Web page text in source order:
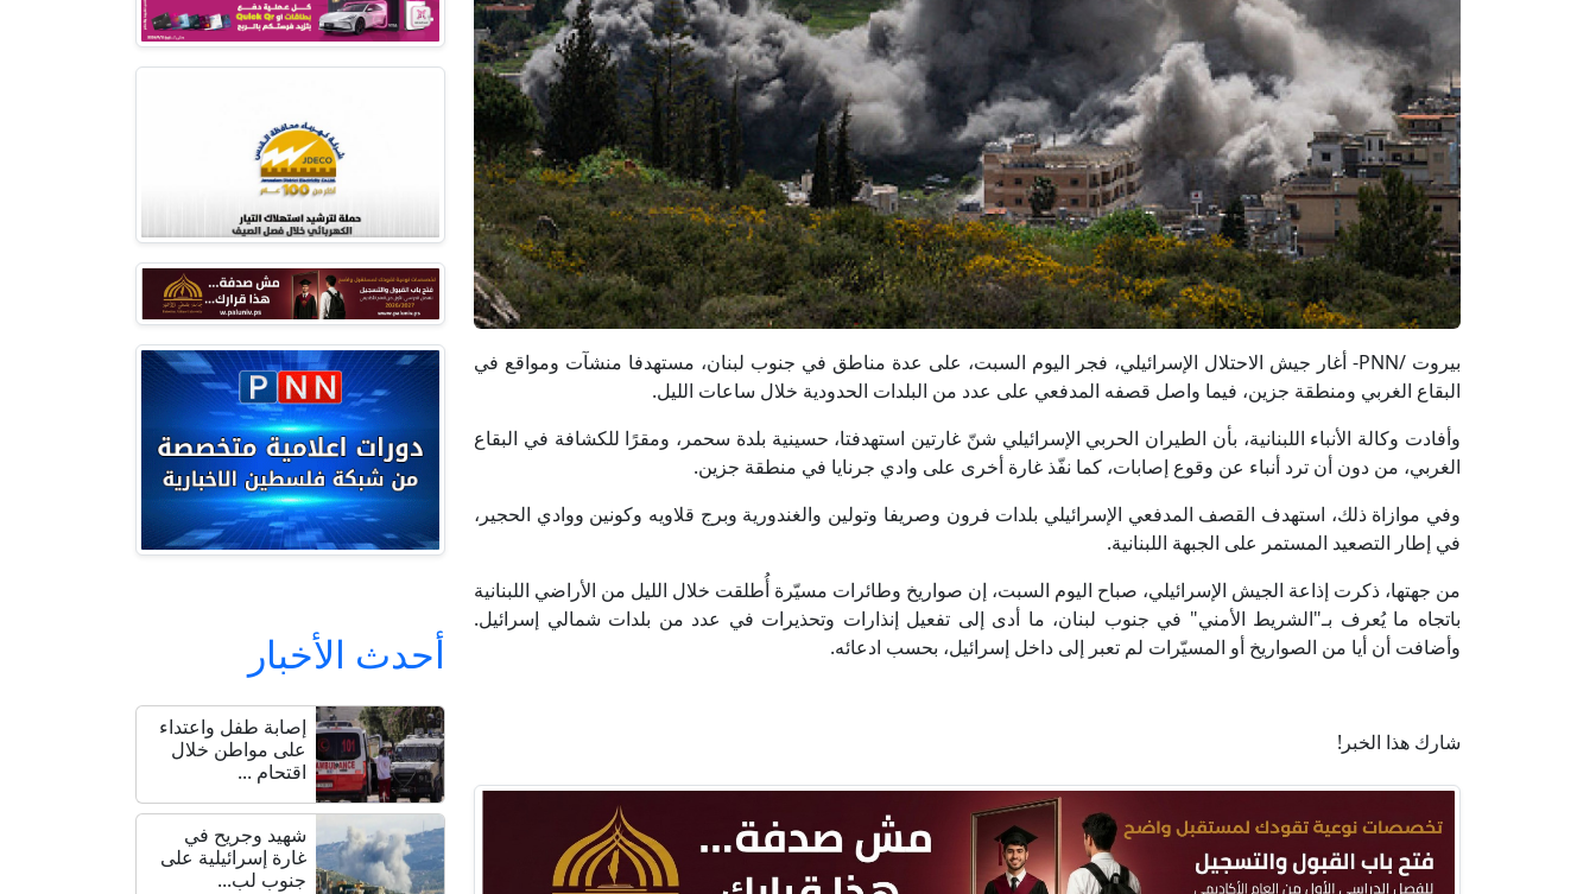
بيروت /PNN- أغار جيش الاحتلال الإسرائيلي، فجر اليوم السبت، على عدة مناطق في جنوب لبنان، مستهدفا منشآت ومواقع في
البقاع الغربي ومنطقة جزين، فيما واصل قصفه المدفعي على عدد من البلدات الحدودية خلال ساعات الليل.
وأفادت وكالة الأنباء اللبنانية، بأن الطيران الحربي الإسرائيلي شنّ غارتين استهدفتا، حسينية بلدة سحمر، ومقرًا للكشافة في البقاع
الغربي، من دون أن ترد أنباء عن وقوع إصابات، كما نفّذ غارة أخرى على وادي جرنايا في منطقة جزين.
وفي موازاة ذلك، استهدف القصف المدفعي الإسرائيلي بلدات فرون وصريفا وتولين والغندورية وبرج قلاويه وكونين ووادي الحجير،
في إطار التصعيد المستمر على الجبهة اللبنانية.
من جهتها، ذكرت إذاعة الجيش الإسرائيلي، صباح اليوم السبت، إن صواريخ وطائرات مسيّرة أُطلقت خلال الليل من الأراضي اللبنانية
باتجاه ما يُعرف بـ"الشريط الأمني" في جنوب لبنان، ما أدى إلى تفعيل إنذارات وتحذيرات في عدد من بلدات شمالي إسرائيل.
وأضافت أن أيا من الصواريخ أو المسيّرات لم تعبر إلى داخل إسرائيل، بحسب ادعائه.
شارك هذا الخبر!
أحدث الأخبار
إصابة طفل واعتداء
على مواطن خلال
اقتحام ...
شهيد وجريح في
غارة إسرائيلية على
جنوب لب...